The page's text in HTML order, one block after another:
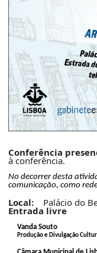
Conferência
à conferência.
No decorrer desta
comunicação, como
Local: Palácio do
Entrada livre
Vanda Souto
Produção e Divulgação